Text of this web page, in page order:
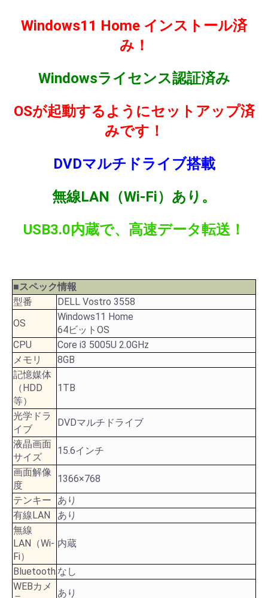
Windows11 Home インストール済
み！
Windowsライセンス認証済み
OSが起動するようにセットアップ済
みです！
DVDマルチドライブ搭載
無線LAN（Wi-Fi）あり。
USB3.0内蔵で、高速データ転送！
■スペック情報
型番
DELL Vostro 3558
OS
Windows11 Home
64ビットOS
CPU
Core i3 5005U 2.0GHz
メモリ
8GB
記憶媒体
（HDD
等）
1TB
光学ドラ
イブ
DVDマルチドライブ
液晶画面
サイズ
15.6インチ
画面解像
度
1366×768
テンキー
あり
有線LAN
あり
無線
LAN（Wi-
Fi）
内蔵
Bluetooth なし
WEBカメ
あり